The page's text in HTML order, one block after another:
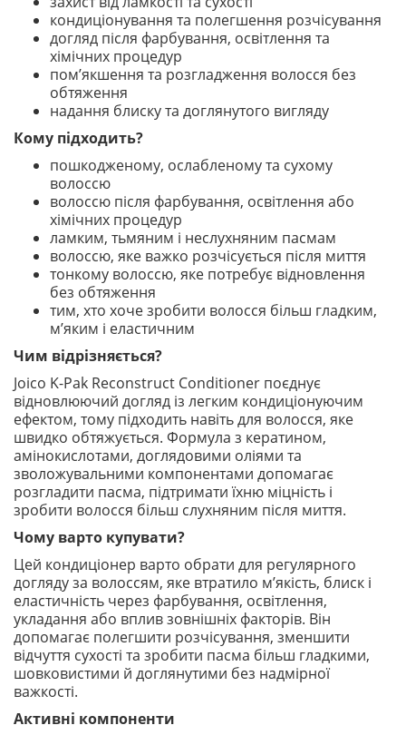
кондиціонування та полегшення розчісування
догляд після фарбування, освітлення та
хімічних процедур
пом’якшення та розгладження волосся без
обтяження
надання блиску та доглянутого вигляду
Кому підходить?
пошкодженому, ослабленому та сухому
волоссю
волоссю після фарбування, освітлення або
хімічних процедур
ламким, тьмяним і неслухняним пасмам
волоссю, яке важко розчісується після миття
тонкому волоссю, яке потребує відновлення
без обтяження
тим, хто хоче зробити волосся більш гладким,
м’яким і еластичним
Чим відрізняється?
Joico K-Pak Reconstruct Conditioner поєднує
відновлюючий догляд із легким кондиціонуючим
ефектом, тому підходить навіть для волосся, яке
швидко обтяжується. Формула з кератином,
амінокислотами, доглядовими оліями та
зволожувальними компонентами допомагає
розгладити пасма, підтримати їхню міцність і
зробити волосся більш слухняним після миття.
Чому варто купувати?
Цей кондиціонер варто обрати для регулярного
догляду за волоссям, яке втратило м’якість, блиск і
еластичність через фарбування, освітлення,
укладання або вплив зовнішніх факторів. Він
допомагає полегшити розчісування, зменшити
відчуття сухості та зробити пасма більш гладкими,
шовковистими й доглянутими без надмірної
важкості.
Активні компоненти